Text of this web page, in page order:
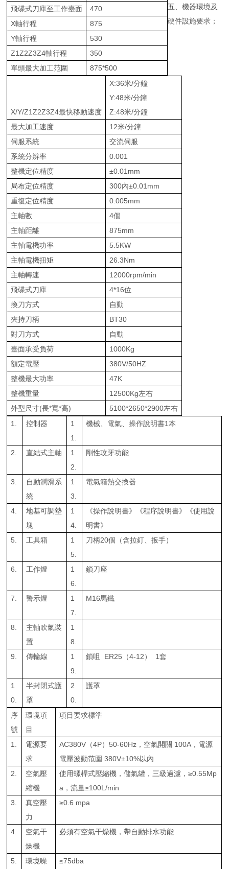
飛碟式刀庫至工作臺面
470
X軸行程
875
Y軸行程
530
Z1Z2Z3Z4軸行程
350
單頭最大加工范圍
875*500
X/Y/Z1Z2Z3Z4最快移動速度
X:36米/分鐘
Y:48米/分鐘
Z:48米/分鐘
最大加工速度
12米/分鐘
伺服系統
交流伺服
系統分辨率
0.001
整機定位精度
±0.01mm
局布定位精度
300內±0.01mm
重復定位精度
0.005mm
主軸數
4個
主軸距離
875mm
主軸電機功率
5.5KW
主軸電機扭矩
26.3Nm
主軸轉速
12000rpm/min
飛碟式刀庫
4*16位
換刀方式
自動
夾持刀柄
BT30
對刀方式
自動
臺面承受負荷
1000Kg
額定電壓
380V/50HZ
整機最大功率
47K
整機重量
12500Kg左右
外型尺寸(長*寬*高)
5100*2650*2900左右
1.
控制器
1
1.
機械、電氣、操作說明書1本
2. 直結式主軸
1
2.
剛性攻牙功能
3.
自動潤滑系
統
1
3.
電氣箱熱交換器
4.
地基可調墊
塊
1
4.
《操作說明書》《程序說明書》《使用說
明書》
5.
工具箱
1
5.
刀柄20個（含拉釘、扳手）
6. 工作燈
1
6.
鎖刀座
7. 警示燈
1
7.
M16馬鐵
8.
主軸吹氣裝
置
1
8.
9.
傳輸線
1
9.
鎖咀 ER25（4-12） 1套
1
0.
半封閉式護
罩
2
0.
護罩
五、機器環境及
硬件設施要求；
序
號
環境項
目
項目要求標準
1.
電源要
求
AC380V（4P）50-60Hz，空氣開關 100A，電源
電壓波動范圍 380V±10%以內
2.
空氣壓
縮機
使用螺桿式壓縮機，儲氣罐，三級過濾，≥0.55Mp
a，流量≥100L/min
3.
真空壓
力
≥0.6 mpa
4.
空氣干
燥機
必須有空氣干燥機，帶自動排水功能
5.
環境噪
≤75dba